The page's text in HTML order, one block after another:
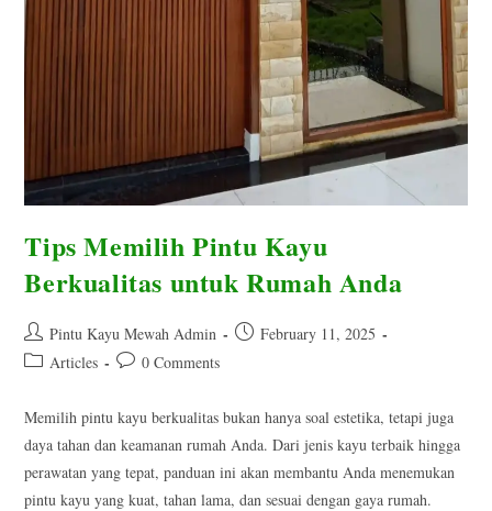
Tips Memilih Pintu Kayu
Berkualitas untuk Rumah Anda
Post
author:
Pintu Kayu Mewah Admin
PostFebruary 11, 2025
Post Articles
Post0 Comments
Memilih pintu kayu berkualitas bukan hanya soal estetika, tetapi juga
daya tahan dan keamanan rumah Anda. Dari jenis kayu terbaik hingga
perawatan yang tepat, panduan ini akan membantu Anda menemukan
pintu kayu yang kuat, tahan lama, dan sesuai dengan gaya rumah.